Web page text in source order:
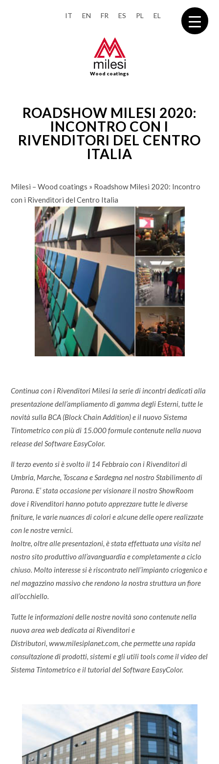
IT EN FR ES PL EL
Wood coatings
ROADSHOW MILESI 2020:
INCONTRO CON I
RIVENDITORI DEL CENTRO
ITALIA
Milesi – Wood coatings » Roadshow Milesi 2020: Incontro
con i Rivenditori del Centro Italia
Continua con i Rivenditori Milesi la serie di incontri dedicati alla
presentazione dell’ampliamento di gamma degli Esterni, tutte le
novità sulla BCA (Block Chain Addition) e il nuovo Sistema
Tintometrico con più di 15.000 formule contenute nella nuova
release del Software EasyColor.
Il terzo evento si è svolto il 14 Febbraio con i Rivenditori di
Umbria, Marche, Toscana e Sardegna nel nostro Stabilimento di
Parona. E’ stata occasione per visionare il nostro ShowRoom
dove i Rivenditori hanno potuto apprezzare tutte le diverse
finiture, le varie nuances di colori e alcune delle opere realizzate
con le nostre vernici.
Inoltre, oltre alle presentazioni, è stata effettuata una visita nel
nostro sito produttivo all’avanguardia e completamente a ciclo
chiuso. Molto interesse si è riscontrato nell’impianto criogenico e
nel magazzino massivo che rendono la nostra struttura un fiore
all’occhiello.
Tutte le informazioni delle nostre novità sono contenute nella
nuova area web dedicata ai Rivenditori e
Distributori,www.milesiplanet.com, che permette una rapida
consultazione di prodotti, sistemi e gli utili tools come il video del
Sistema Tintometrico e il tutorial del Software EasyColor.